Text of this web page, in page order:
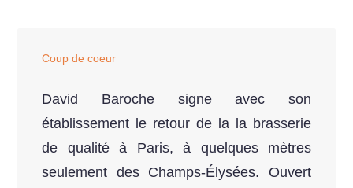
Coup de coeur
David Baroche signe avec son
établissement le retour de la la brasserie
de qualité à Paris, à quelques mètres
seulement des Champs-Élysées. Ouvert